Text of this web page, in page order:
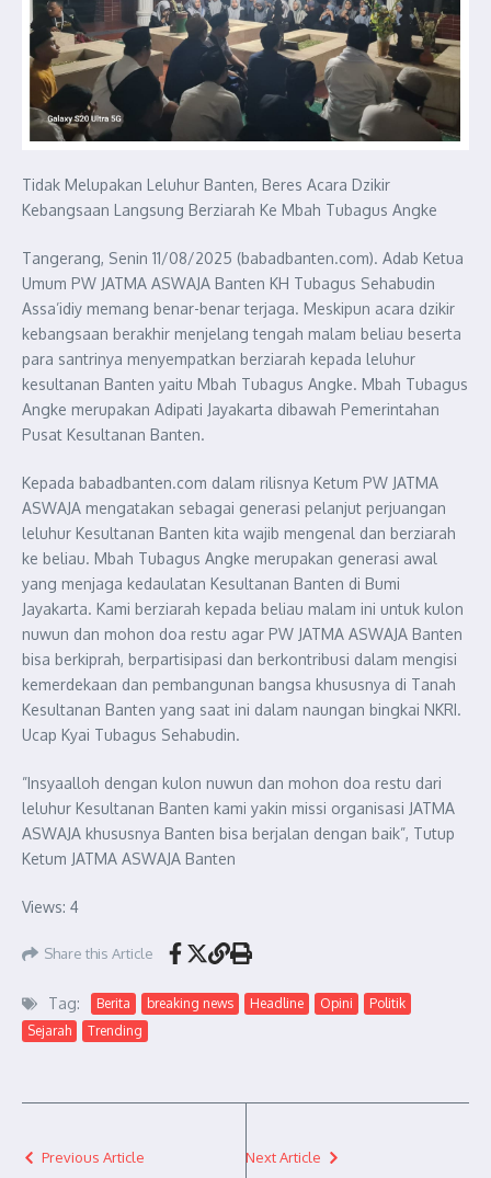
Tidak Melupakan Leluhur Banten, Beres Acara Dzikir
Kebangsaan Langsung Berziarah Ke Mbah Tubagus Angke
Tangerang, Senin 11/08/2025 (babadbanten.com). Adab Ketua
Umum PW JATMA ASWAJA Banten KH Tubagus Sehabudin
Assa’idiy memang benar-benar terjaga. Meskipun acara dzikir
kebangsaan berakhir menjelang tengah malam beliau beserta
para santrinya menyempatkan berziarah kepada leluhur
kesultanan Banten yaitu Mbah Tubagus Angke. Mbah Tubagus
Angke merupakan Adipati Jayakarta dibawah Pemerintahan
Pusat Kesultanan Banten.
Kepada babadbanten.com dalam rilisnya Ketum PW JATMA
ASWAJA mengatakan sebagai generasi pelanjut perjuangan
leluhur Kesultanan Banten kita wajib mengenal dan berziarah
ke beliau. Mbah Tubagus Angke merupakan generasi awal
yang menjaga kedaulatan Kesultanan Banten di Bumi
Jayakarta. Kami berziarah kepada beliau malam ini untuk kulon
nuwun dan mohon doa restu agar PW JATMA ASWAJA Banten
bisa berkiprah, berpartisipasi dan berkontribusi dalam mengisi
kemerdekaan dan pembangunan bangsa khususnya di Tanah
Kesultanan Banten yang saat ini dalam naungan bingkai NKRI.
Ucap Kyai Tubagus Sehabudin.
”Insyaalloh dengan kulon nuwun dan mohon doa restu dari
leluhur Kesultanan Banten kami yakin missi organisasi JATMA
ASWAJA khususnya Banten bisa berjalan dengan baik”, Tutup
Ketum JATMA ASWAJA Banten
Views: 4
Share this Article
Tag: Berita breaking news Headline Opini
Politik
Sejarah
Trending
Previous Article Next Article